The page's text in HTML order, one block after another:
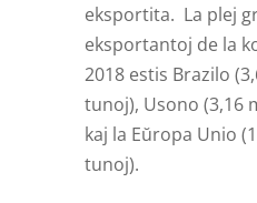
eksportita. La plej
eksportantoj de la
2018 estis Brazilo
tunoj), Usono (3,16
kaj la Eŭropa Unio
tunoj).